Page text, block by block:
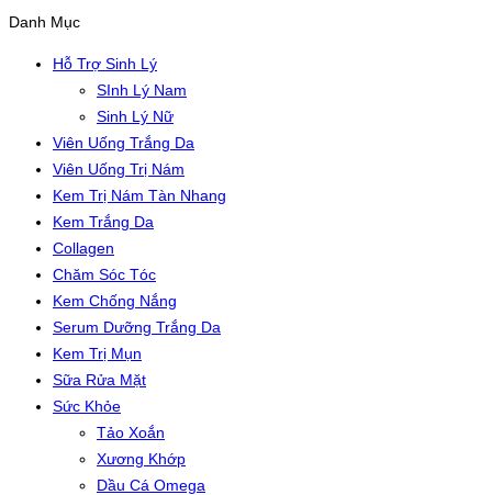
Danh Mục
Hỗ Trợ Sinh Lý
SInh Lý Nam
Sinh Lý Nữ
Viên Uống Trắng Da
Viên Uống Trị Nám
Kem Trị Nám Tàn Nhang
Kem Trắng Da
Collagen
Chăm Sóc Tóc
Kem Chống Nắng
Serum Dưỡng Trắng Da
Kem Trị Mụn
Sữa Rửa Mặt
Sức Khỏe
Tảo Xoắn
Xương Khớp
Dầu Cá Omega